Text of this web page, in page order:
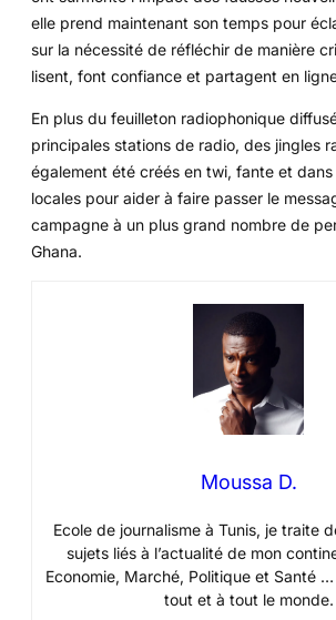
elle prend maintenant son temps pour
sur la nécessité de réfléchir de manière
lisent, font confiance et partagent en
En plus du feuilleton radiophonique
principales stations de radio, des jingles
également été créés en twi, fante et dans
locales pour aider à faire passer le
campagne à un plus grand nombre de
Ghana.
Moussa D.
Ecole de journalisme à Tunis, je traite
sujets liés à l’actualité de mon
Economie, Marché, Politique et Santé …
tout et à tout le monde.